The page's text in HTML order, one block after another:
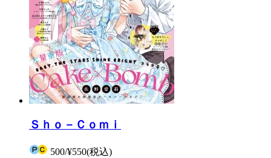
Ｓｈｏ－Ｃｏｍｉ
500/¥550(税込)